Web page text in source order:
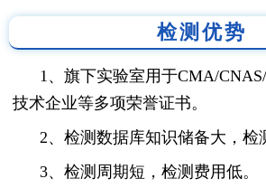
检测优势
1、旗下实验室用于CMA/
技术企业等多项荣誉证书。
2、检测数据库知识储备大，检
3、检测周期短，检测费用低。